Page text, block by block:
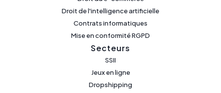
Droit de l'intelligence artificielle
Contrats informatiques
Mise en conformité RGPD
Secteurs
SSII
Jeux en ligne
Dropshipping